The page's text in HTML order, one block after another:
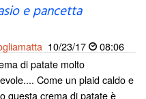
e pancetta
10/23/17
08:06
di patate molto
Come un plaid caldo e
questa crema di patate è